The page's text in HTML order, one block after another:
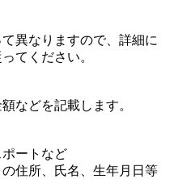
異なりますので、詳細に
てください。
などを記載します。
ートなど
住所、氏名、生年月日等